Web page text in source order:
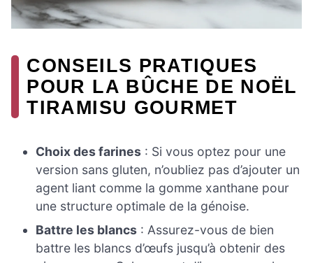
CONSEILS PRATIQUES
POUR LA BÛCHE DE NOËL
TIRAMISU GOURMET
Choix des farines : Si vous optez pour une
version sans gluten, n’oubliez pas d’ajouter un
agent liant comme la gomme xanthane pour
une structure optimale de la génoise.
Battre les blancs : Assurez-vous de bien
battre les blancs d’œufs jusqu’à obtenir des